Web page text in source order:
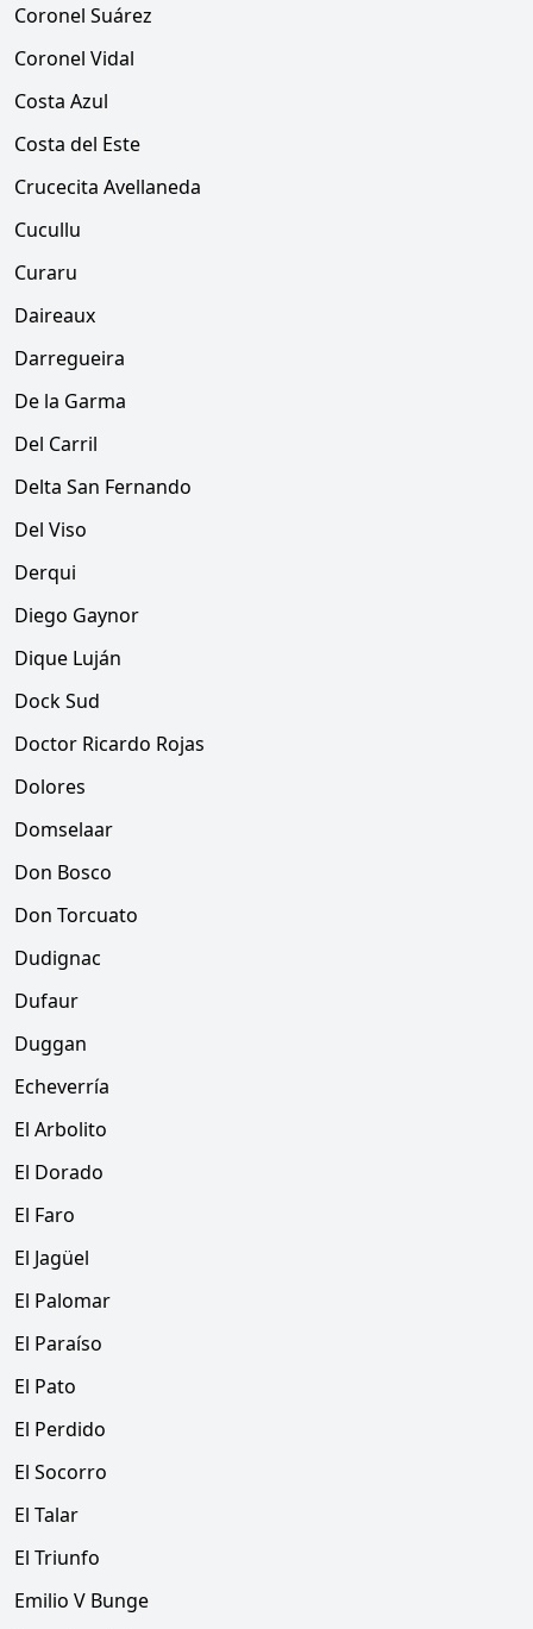
Coronel Suárez
Coronel Vidal
Costa Azul
Costa del Este
Crucecita Avellaneda
Cucullu
Curaru
Daireaux
Darregueira
De la Garma
Del Carril
Delta San Fernando
Del Viso
Derqui
Diego Gaynor
Dique Luján
Dock Sud
Doctor Ricardo Rojas
Dolores
Domselaar
Don Bosco
Don Torcuato
Dudignac
Dufaur
Duggan
Echeverría
El Arbolito
El Dorado
El Faro
El Jagüel
El Palomar
El Paraíso
El Pato
El Perdido
El Socorro
El Talar
El Triunfo
Emilio V Bunge